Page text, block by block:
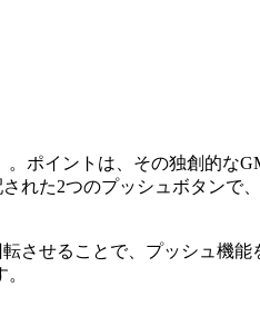
。ポイントは、その独創的な
れた2つのプッシュボタンで
させることで、プッシュ機